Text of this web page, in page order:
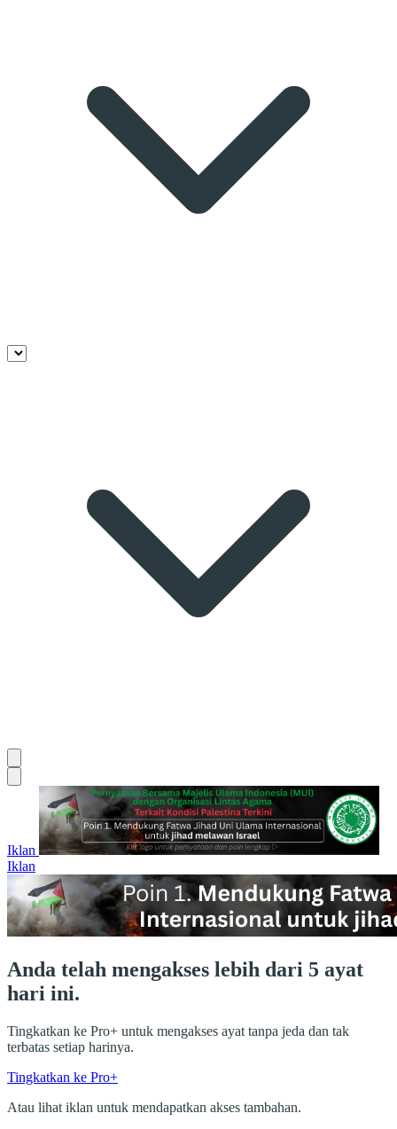
Iklan
Iklan
Anda telah mengakses lebih dari 5 ayat
hari ini.
Tingkatkan ke Pro+ untuk mengakses ayat tanpa jeda dan tak
terbatas setiap harinya.
Tingkatkan ke Pro+
Atau lihat iklan untuk mendapatkan akses tambahan.